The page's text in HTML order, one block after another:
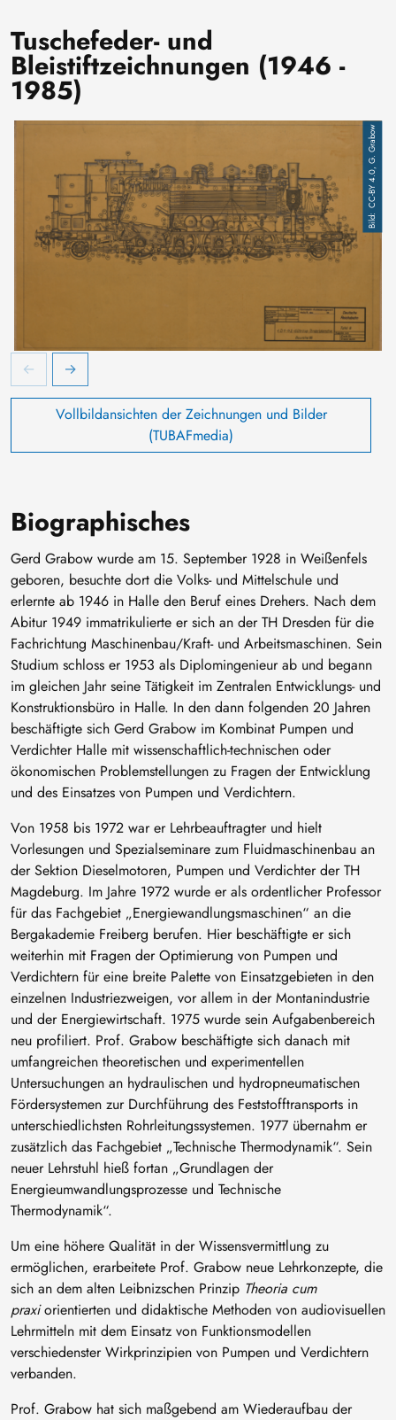
Tuschefeder- und
Bleistiftzeichnungen (1946 -
1985)
Güterzug-Tenderlokomotive, Baureihe 86, Technische
CC-BY 4.0, G. Grabow
Vollbildansichten der Zeichnungen und Bilder
(TUBAFmedia)
Biographisches
Gerd Grabow wurde am 15. September 1928 in Weißenfels
geboren, besuchte dort die Volks- und Mittelschule und
erlernte ab 1946 in Halle den Beruf eines Drehers. Nach dem
Abitur 1949 immatrikulierte er sich an der TH Dresden für die
Fachrichtung Maschinenbau/Kraft- und Arbeitsmaschinen. Sein
Studium schloss er 1953 als Diplomingenieur ab und begann
im gleichen Jahr seine Tätigkeit im Zentralen Entwicklungs- und
Konstruktionsbüro in Halle. In den dann folgenden 20 Jahren
beschäftigte sich Gerd Grabow im Kombinat Pumpen und
Verdichter Halle mit wissenschaftlich-technischen oder
ökonomischen Problemstellungen zu Fragen der Entwicklung
und des Einsatzes von Pumpen und Verdichtern.
Von 1958 bis 1972 war er Lehrbeauftragter und hielt
Vorlesungen und Spezialseminare zum Fluidmaschinenbau an
der Sektion Dieselmotoren, Pumpen und Verdichter der TH
Magdeburg. Im Jahre 1972 wurde er als ordentlicher Professor
für das Fachgebiet „Energiewandlungsmaschinen“ an die
Bergakademie Freiberg berufen. Hier beschäftigte er sich
weiterhin mit Fragen der Optimierung von Pumpen und
Verdichtern für eine breite Palette von Einsatzgebieten in den
einzelnen Industriezweigen, vor allem in der Montanindustrie
und der Energiewirtschaft. 1975 wurde sein Aufgabenbereich
neu profiliert. Prof. Grabow beschäftigte sich danach mit
umfangreichen theoretischen und experimentellen
Untersuchungen an hydraulischen und hydropneumatischen
Fördersystemen zur Durchführung des Feststofftransports in
unterschiedlichsten Rohrleitungssystemen. 1977 übernahm er
zusätzlich das Fachgebiet „Technische Thermodynamik“. Sein
neuer Lehrstuhl hieß fortan „Grundlagen der
Energieumwandlungsprozesse und Technische
Thermodynamik“.
Um eine höhere Qualität in der Wissensvermittlung zu
ermöglichen, erarbeitete Prof. Grabow neue Lehrkonzepte, die
sich an dem alten Leibnizschen Prinzip Theoria cum
praxiorientierten und didaktische Methoden von audiovisuellen
Lehrmitteln mit dem Einsatz von Funktionsmodellen
verschiedenster Wirkprinzipien von Pumpen und Verdichtern
verbanden.
Prof. Grabow hat sich maßgebend am Wiederaufbau der